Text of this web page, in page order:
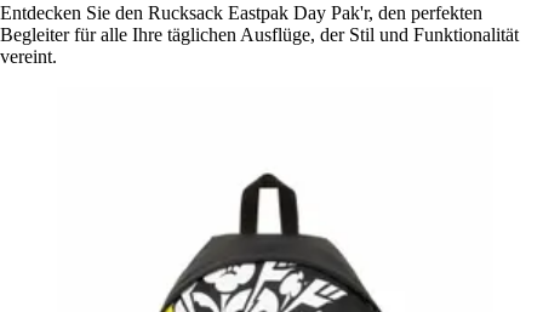
Entdecken Sie den Rucksack Eastpak Day Pak'r, den perfekten
Begleiter für alle Ihre täglichen Ausflüge, der Stil und Funktionalität
vereint.